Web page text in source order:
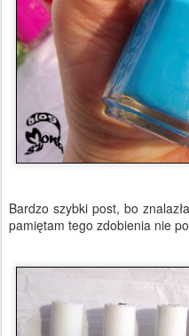
Bardzo szybki post, bo
pamiętam tego zdobienia nie